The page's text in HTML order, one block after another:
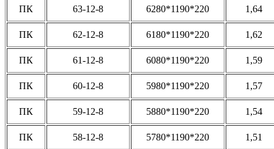
ПК 63-12-8 6280*1190*220 1,64
ПК 62-12-8 6180*1190*220 1,62
ПК 61-12-8 6080*1190*220 1,59
ПК 60-12-8 5980*1190*220 1,57
ПК 59-12-8 5880*1190*220 1,54
ПК 58-12-8 5780*1190*220 1,51